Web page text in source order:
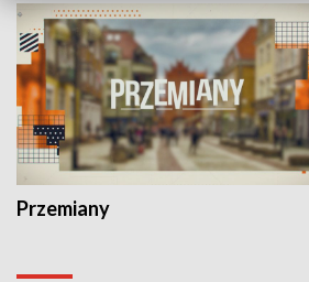
Przemiany